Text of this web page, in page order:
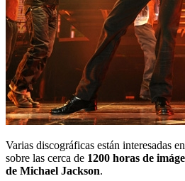
Varias discográficas están interesadas
sobre las cerca de 1200 horas de
de Michael Jackson.